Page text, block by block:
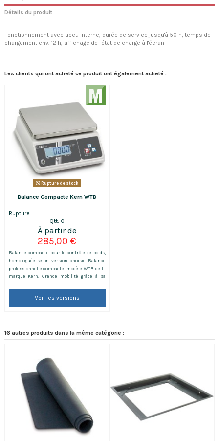
Détails du produit
Fonctionnement avec accu interne, durée de service jusqu'à 50 h, temps de
chargement env. 12 h, affichage de l'état de charge à l'écran
Les clients qui ont acheté ce produit ont également acheté :
Rupture de stock
Balance Compacte Kern WTB
Rupture
Qtt: 0
285,00 €
Balance compacte pour le contrôle de poids,
homologuée selon version choisie Balance
professionnelle compacte, modèle WTB de la
marque Kern. Grande mobilité grâce à sa
Voir les versions
16 autres produits dans la même catégorie :